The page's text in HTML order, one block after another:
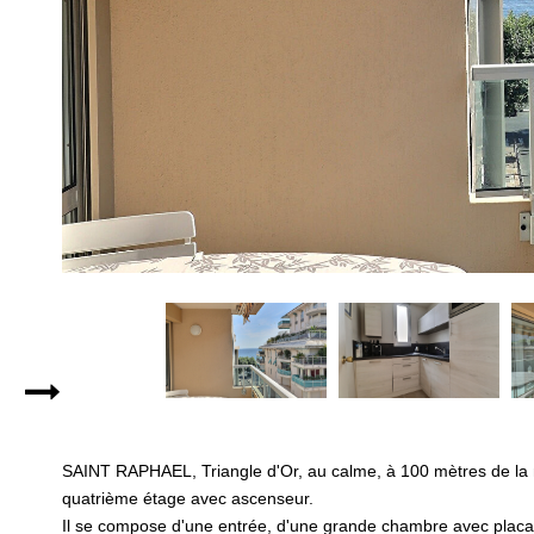
SAINT RAPHAEL, Triangle d'Or, au calme, à 100 mètres de
quatrième étage avec ascenseur.
Il se compose d'une entrée, d'une grande chambre avec